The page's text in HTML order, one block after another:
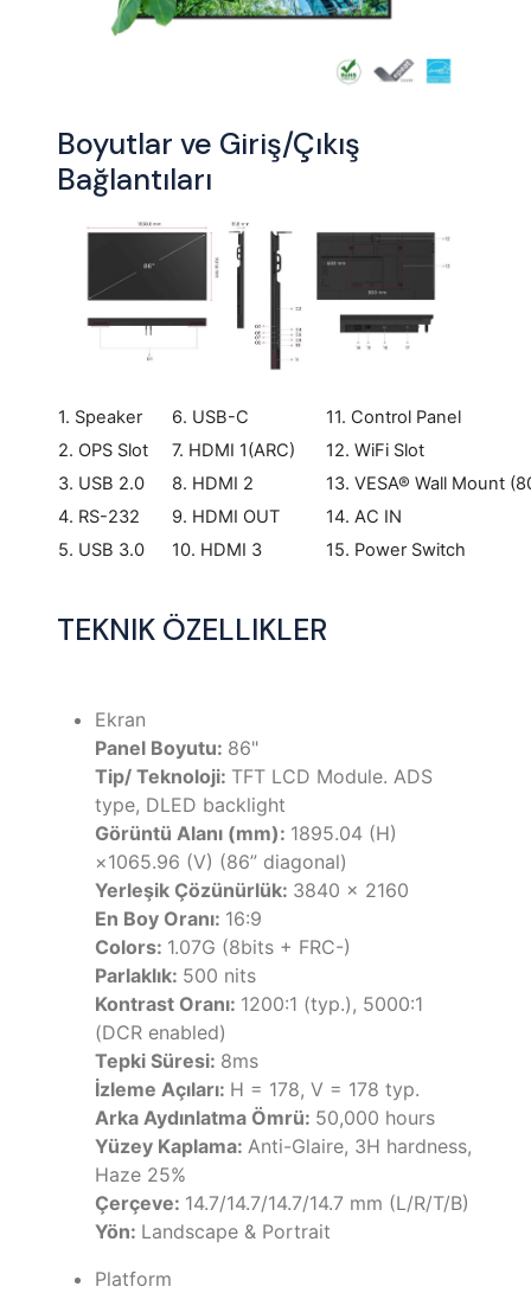
Boyutlar ve Giriş/Çıkış
Bağlantıları
1. Speaker 6. USB-C
11. Control Panel
2. OPS Slot
7. HDMI 1(ARC)
12. WiFi Slot
3. USB 2.0
8. HDMI 2
13. VESA® Wall Mount
4. RS-232
9. HDMI OUT
14. AC IN
5. USB 3.0
10. HDMI 3 15. Power Switch
TEKNIK ÖZELLIKLER
Ekran
Panel Boyutu: 86"
Tip/ Teknoloji: TFT LCD Module. ADS
type, DLED backlight
Görüntü Alanı (mm): 1895.04 (H)
×1065.96 (V) (86” diagonal)
Yerleşik Çözünürlük: 3840 x 2160
En Boy Oranı: 16:9
Colors: 1.07G (8bits + FRC-)
Parlaklık: 500 nits
Kontrast Oranı: 1200:1 (typ.), 5000:1
(DCR enabled)
Tepki Süresi: 8ms
İzleme Açıları: H = 178, V = 178 typ.
Arka Aydınlatma Ömrü: 50,000 hours
Yüzey Kaplama: Anti-Glaire, 3H hardness,
Haze 25%
Çerçeve: 14.7/14.7/14.7/14.7 mm (L/R/T/B)
Yön: Landscape & Portrait
Platform